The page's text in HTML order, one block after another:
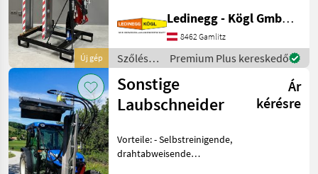
Új gép
Jahrzehnten Beschreibung:
Der ERO Profil
Laubschneider Modulline
Überzeile
Ledinegg - Kögl GmbH - Obst- und Weinbautechnik
8462 Gamlitz
Szőlészeti
gépek /
Ero
Premium Plus kereskedő
Sonstige
Laubschneider
Ár
kérésre
Vorteile: - Selbstreinigende,
drahtabweisende